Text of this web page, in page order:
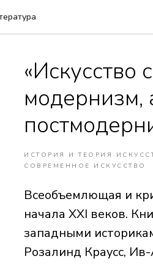
«Искусство
модернизм,
ИСТОРИЯ И ТЕОРИЯ
СОВРЕМЕННОЕ ИСКУССТВО
Всеобъемлющая и
начала XXI веков.
западными
Розалинд Краусс,